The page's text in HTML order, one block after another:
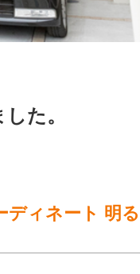
た。
ィネート 明